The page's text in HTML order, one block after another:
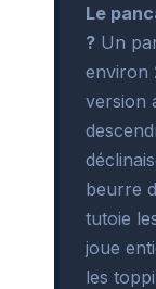
Le
? Un
environ
version
beurre
tutoie
joue
les